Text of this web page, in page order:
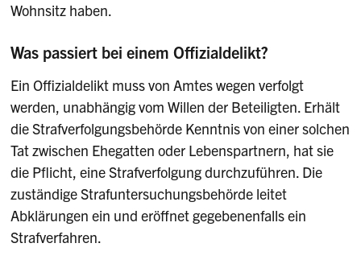
Wohnsitz haben.
Was passiert bei einem Offizialdelikt?
Ein Offizialdelikt muss von Amtes wegen verfolgt
werden, unabhängig vom Willen der Beteiligten. Erhält
die Strafver­folgungsbehörde Kenntnis von einer solchen
Tat zwischen Ehegatten oder Lebenspartnern, hat sie
die Pflicht, eine Strafverfolgung durchzuführen. Die
zuständige Strafuntersuch­ungsbehörde leitet
Abklärungen ein und eröffnet gegebenenfalls ein
Strafverfahren.